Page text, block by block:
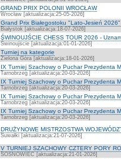
GRAND PRIX POLONII WROCŁAW
Wrocław [aktualizacja:25-05-2026]
Grand Prix Białegostoku "Lato-Jesień
Białystok [aktualizacja:18-07-2026]
ŚWINOUJŚCIE CHESS TOUR 2026 -
Świnoujście [aktualizacja:01-01-2026]
Turniej na kategorie
Zielona Góra [aktualizacja:18-01-2026]
IX Turniej Szachowy o Puchar Prezydenta
Tarnobrzeg [aktualizacja:20-03-2026]
IX Turniej Szachowy o Puchar Prezydenta
Tarnobrzeg [aktualizacja:20-03-2026]
IX Turniej Szachowy o Puchar Prezydenta
Tarnobrzeg [aktualizacja:20-03-2026]
IX Turniej Szachowy o Puchar Prezydenta
Tarnobrzeg [aktualizacja:20-03-2026]
DRUŻYNOWE MISTRZOSTWA
Suwałki [aktualizacja:21-07-2026]
V TURNIEJ SZACHOWY CZTERY PORY
SOSNOWIEC [aktualizacja:21-01-2026]